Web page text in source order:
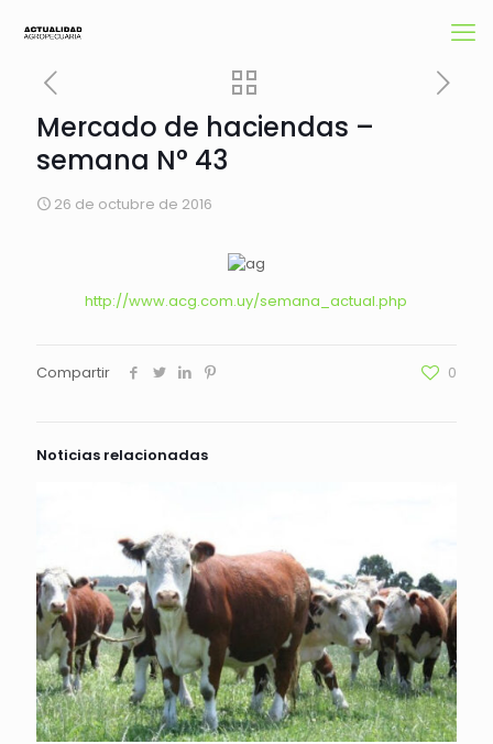
Mercado de haciendas –
semana N° 43
26 de octubre de 2016
http://www.acg.com.uy/semana_actual.php
Compartir 0
Noticias relacionadas